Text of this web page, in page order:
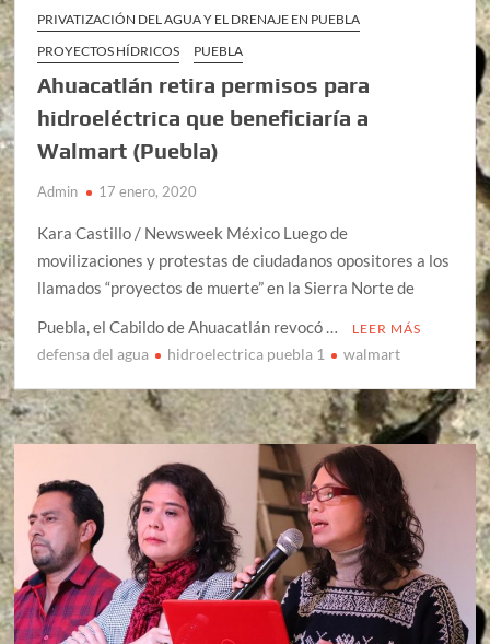
PRIVATIZACIÓN DEL AGUA Y EL DRENAJE EN PUEBLA
PROYECTOS HÍDRICOS
PUEBLA
Ahuacatlán retira permisos para
hidroeléctrica que beneficiaría a
Walmart (Puebla)
Admin 17 enero, 2020
Kara Castillo / Newsweek México Luego de
movilizaciones y protestas de ciudadanos opositores a los
llamados “proyectos de muerte” en la Sierra Norte de
Puebla, el Cabildo de Ahuacatlán revocó …
LEER MÁS
defensa del agua hidroelectrica puebla 1 walmart